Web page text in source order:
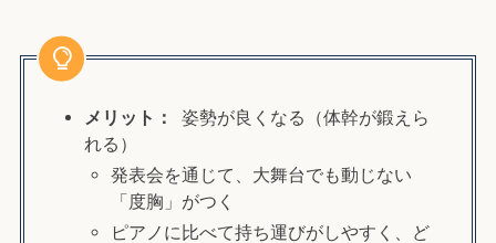
メリット：
姿勢が良くなる（体幹が鍛えら
れる）
発表会を通じて、大舞台でも動じない
「度胸」がつく
ピアノに比べて持ち運びがしやすく、ど